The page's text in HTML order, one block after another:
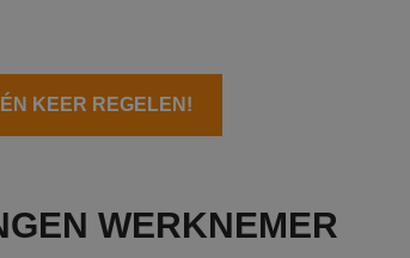
KEER REGELEN!
WERKNEMER